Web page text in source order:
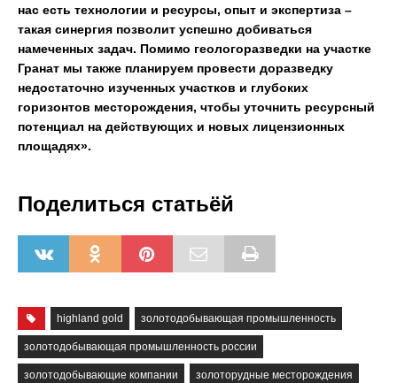
нас есть технологии и ресурсы, опыт и экспертиза –
такая синергия позволит успешно добиваться
намеченных задач. Помимо геологоразведки на участке
Гранат мы также планируем провести доразведку
недостаточно изученных участков и глубоких
горизонтов месторождения, чтобы уточнить ресурсный
потенциал на действующих и новых лицензионных
площадях».
Поделиться статьёй
highland gold золотодобывающая промышленность
золотодобывающая промышленность россии
золотодобывающие компании золоторудные месторождения